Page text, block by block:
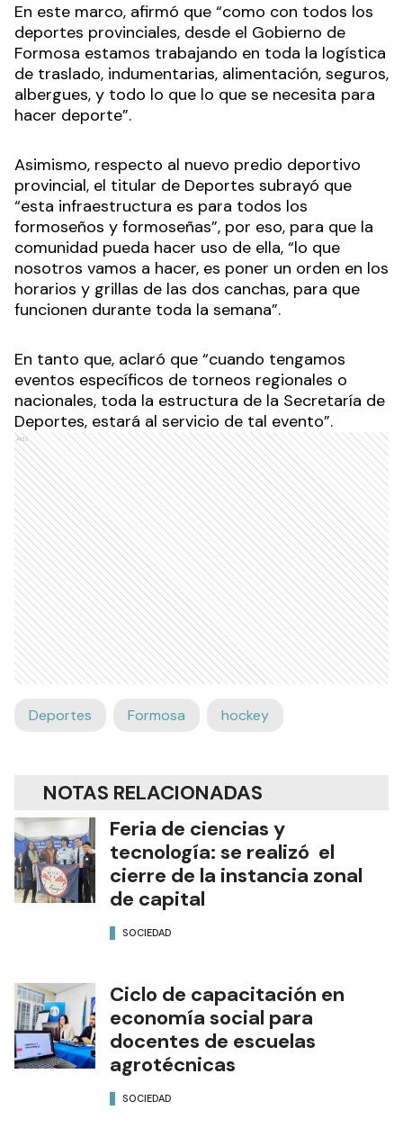
En este marco, afirmó que “como con todos los
deportes provinciales, desde el Gobierno de
Formosa estamos trabajando en toda la logística
de traslado, indumentarias, alimentación, seguros,
albergues, y todo lo que lo que se necesita para
hacer deporte”.
Asimismo, respecto al nuevo predio deportivo
provincial, el titular de Deportes subrayó que
“esta infraestructura es para todos los
formoseños y formoseñas”, por eso, para que la
comunidad pueda hacer uso de ella, “lo que
nosotros vamos a hacer, es poner un orden en los
horarios y grillas de las dos canchas, para que
funcionen durante toda la semana”.
En tanto que, aclaró que “cuando tengamos
eventos específicos de torneos regionales o
nacionales, toda la estructura de la Secretaría de
Deportes, estará al servicio de tal evento”.
Ads
Deportes Formosa hockey
NOTAS RELACIONADAS
Feria de ciencias y
tecnología: se realizó el
cierre de la instancia zonal
de capital
SOCIEDAD
Ciclo de capacitación en
economía social para
docentes de escuelas
agrotécnicas
SOCIEDAD